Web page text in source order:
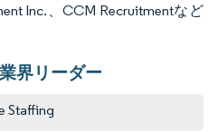
Inc.、CCM Recruitmentなど
界リーダー
Staffing